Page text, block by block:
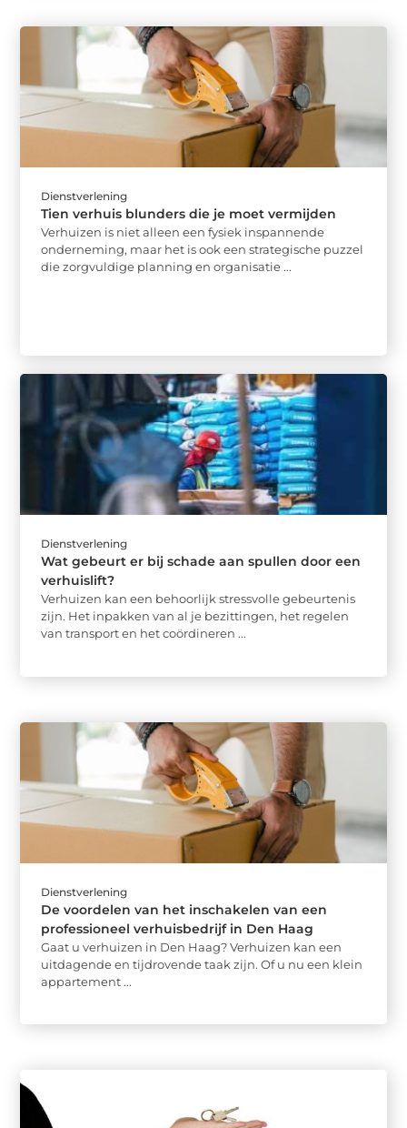
Dienstverlening
Tien verhuis blunders die je moet vermijden
Verhuizen is niet alleen een fysiek inspannende
onderneming, maar het is ook een strategische puzzel
die zorgvuldige planning en organisatie ...
Dienstverlening
Wat gebeurt er bij schade aan spullen door een
verhuislift?
Verhuizen kan een behoorlijk stressvolle gebeurtenis
zijn. Het inpakken van al je bezittingen, het regelen
van transport en het coördineren ...
Dienstverlening
De voordelen van het inschakelen van een
professioneel verhuisbedrijf in Den Haag
Gaat u verhuizen in Den Haag? Verhuizen kan een
uitdagende en tijdrovende taak zijn. Of u nu een klein
appartement ...